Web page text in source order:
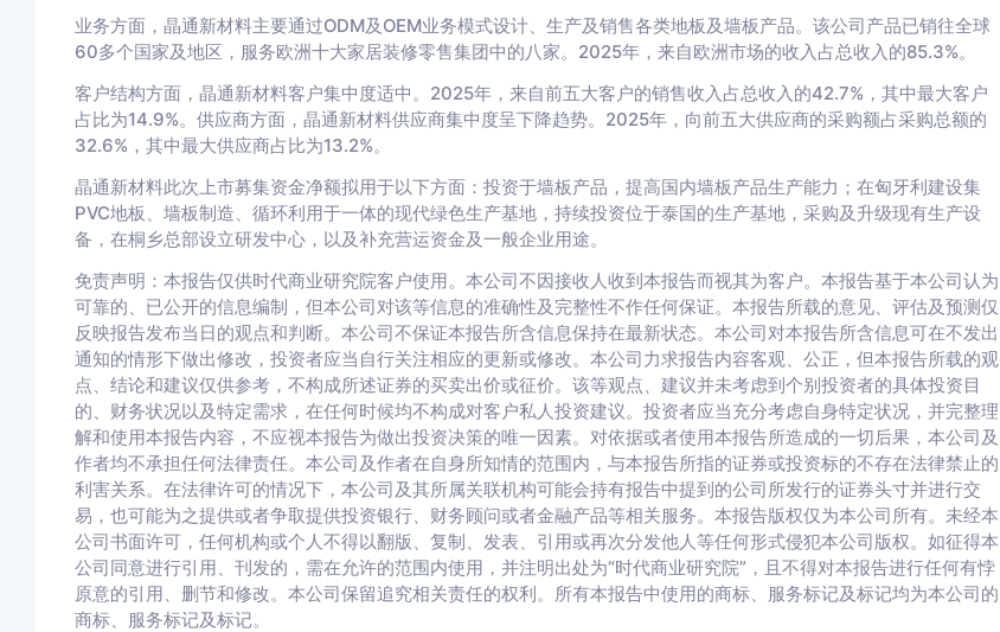
业务方面，晶通新材料主要通过ODM及OEM业务模式设计、生产及销售各类地板及墙板产品。该公司产品已销往全球
60多个国家及地区，服务欧洲十大家居装修零售集团中的八家。2025年，来自欧洲市场的收入占总收入的85.3%。
客户结构方面，晶通新材料客户集中度适中。2025年，来自前五大客户的销售收入占总收入的42.7%，其中最大客户
占比为14.9%。供应商方面，晶通新材料供应商集中度呈下降趋势。2025年，向前五大供应商的采购额占采购总额的
32.6%，其中最大供应商占比为13.2%。
晶通新材料此次上市募集资金净额拟用于以下方面：投资于墙板产品，提高国内墙板产品生产能力；在匈牙利建设集
PVC地板、墙板制造、循环利用于一体的现代绿色生产基地，持续投资位于泰国的生产基地，采购及升级现有生产设
备，在桐乡总部设立研发中心，以及补充营运资金及一般企业用途。
免责声明：本报告仅供时代商业研究院客户使用。本公司不因接收人收到本报告而视其为客户。本报告基于本公司认为
可靠的、已公开的信息编制，但本公司对该等信息的准确性及完整性不作任何保证。本报告所载的意见、评估及预测仅
反映报告发布当日的观点和判断。本公司不保证本报告所含信息保持在最新状态。本公司对本报告所含信息可在不发出
通知的情形下做出修改，投资者应当自行关注相应的更新或修改。本公司力求报告内容客观、公正，但本报告所载的观
点、结论和建议仅供参考，不构成所述证券的买卖出价或征价。该等观点、建议并未考虑到个别投资者的具体投资目
的、财务状况以及特定需求，在任何时候均不构成对客户私人投资建议。投资者应当充分考虑自身特定状况，并完整理
解和使用本报告内容，不应视本报告为做出投资决策的唯一因素。对依据或者使用本报告所造成的一切后果，本公司及
作者均不承担任何法律责任。本公司及作者在自身所知情的范围内，与本报告所指的证券或投资标的不存在法律禁止的
利害关系。在法律许可的情况下，本公司及其所属关联机构可能会持有报告中提到的公司所发行的证券头寸并进行交
易，也可能为之提供或者争取提供投资银行、财务顾问或者金融产品等相关服务。本报告版权仅为本公司所有。未经本
公司书面许可，任何机构或个人不得以翻版、复制、发表、引用或再次分发他人等任何形式侵犯本公司版权。如征得本
公司同意进行引用、刊发的，需在允许的范围内使用，并注明出处为“时代商业研究院”，且不得对本报告进行任何有悖
原意的引用、删节和修改。本公司保留追究相关责任的权利。所有本报告中使用的商标、服务标记及标记均为本公司的
商标、服务标记及标记。